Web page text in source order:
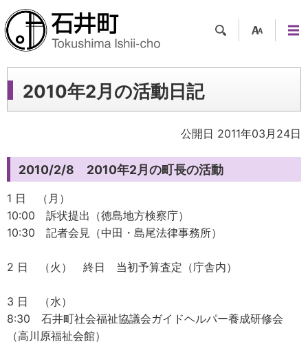
ツー
ュー
2010年2月の活動日記
公開日 2011年03月24日
2010/2/8 2010年2月の町長の活動
1 日 （月）
10:00 訴状提出（徳島地方検察庁）
10:30 記者会見（中田・島尾法律事務所）
2 日 （火） 終日 当初予算査定（庁舎内）
3 日 （水）
8:30 石井町社会福祉協議会ガイドヘルパー養成研修会
（高川原福祉会館）